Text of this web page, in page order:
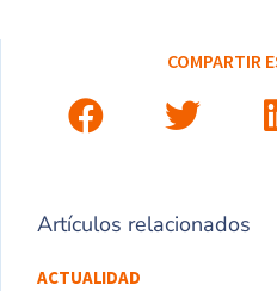
COMPARTIR
Artículos relacionados
ACTUALIDAD